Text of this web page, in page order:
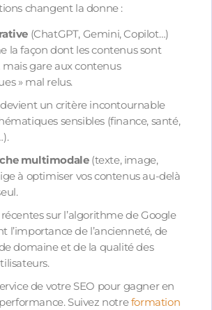
changent la donne :
(ChatGPT, Gemini, Copilot…)
la façon dont les contenus sont
gare aux contenus
» mal relus.
un critère incontournable
sensibles (finance, santé,
multimodale(texte, image,
à optimiser vos contenus au-delà
sur l’algorithme de Google
l’importance de l’ancienneté, de
domaine et de la qualité des
de votre SEO pour gagner en
Suivez notreformation